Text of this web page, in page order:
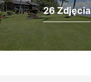
26 Zdjęcia